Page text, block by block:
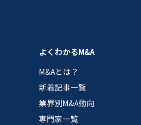
よくわかるM&A
M&Aとは？
新着記事一覧
業界別M&A動向
専門家一覧